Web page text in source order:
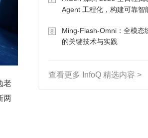
老
两
Agent 工程化，构建可靠智
8
Ming-Flash-Omni：全模态
的关键技术与实践
查看更多 InfoQ 精选内容 >